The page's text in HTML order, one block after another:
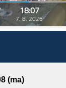
18:07
7. 8. 2026
(ma)